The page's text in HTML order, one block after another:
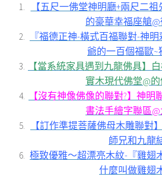
【五尺一佛堂神明廳+兩尺二
的豪華幸福座艙
『福德正神-橫式百福聯對-神
爺的一百個福歐~
【當系統家具遇到九龍佛具】
實木現代佛堂@
【沒有神像佛像的聯對?】神
書法手繪字聯區
【訂作準提菩薩佛母木雕聯對
師兄和九龍
極致優雅～超漂亮木紋-『雞翅
什麼叫做雞翅